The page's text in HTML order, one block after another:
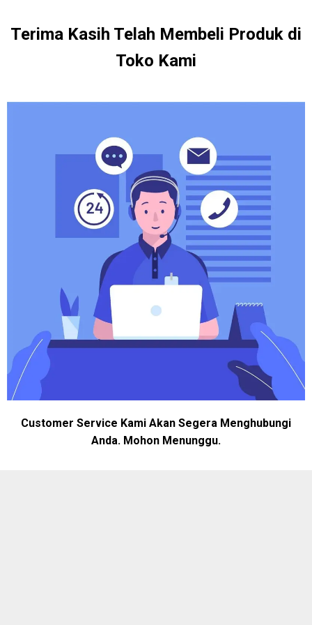
Terima Kasih Telah Membeli Produk di
Toko Kami
Customer Service Kami Akan Segera Menghubungi
Anda. Mohon Menunggu.